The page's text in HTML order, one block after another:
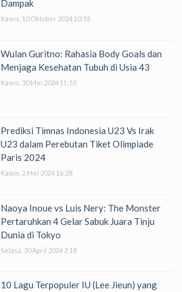
Dampak
Kamis, 10 Oktober 2024 10:55
Wulan Guritno: Rahasia Body Goals dan
Menjaga Kesehatan Tubuh di Usia 43
Kamis, 30 Mei 2024 11:53
Prediksi Timnas Indonesia U23 Vs Irak
U23 dalam Perebutan Tiket Olimpiade
Paris 2024
Kamis, 2 Mei 2024 16:28
Naoya Inoue vs Luis Nery: The Monster
Pertaruhkan 4 Gelar Sabuk Juara Tinju
Dunia di Tokyo
Selasa, 30 April 2024 2:18
10 Lagu Terpopuler IU (Lee Jieun) yang